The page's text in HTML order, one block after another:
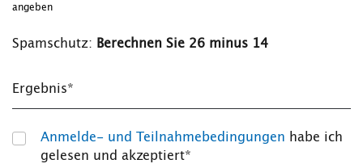
angeben
Spamschutz: Berechnen Sie 26 minus 14
Ergebnis*
Anmelde- und Teilnahmebedingungen habe ich
gelesen und akzeptiert*